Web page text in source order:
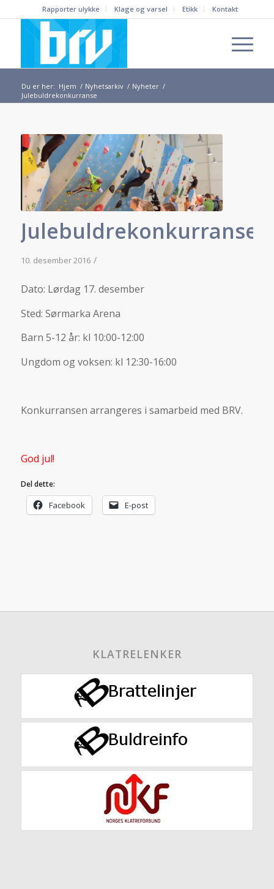
Rapporter ulykke Klage og varsel Etikk Kontakt
Du er her: Hjem / Nyhetsarkiv / Nyheter /
Julebuldrekonkurranse
Julebuldrekonkurranse
10. desember 2016 /
Dato: Lørdag 17. desember
Sted: Sørmarka Arena
Barn 5-12 år: kl 10:00-12:00
Ungdom og voksen: kl 12:30-16:00
Konkurransen arrangeres i samarbeid med BRV.
God jul!
Del dette:
Facebook E-post
KLATRELENKER